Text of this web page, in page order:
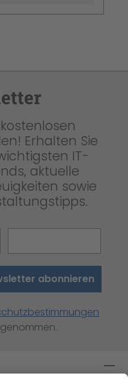
Erhalten Sie
IT-
aktuelle
sowie
abonnieren